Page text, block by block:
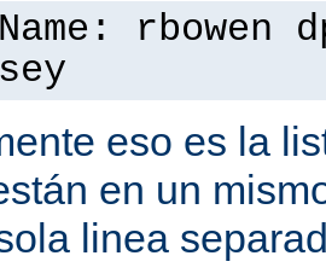
rbowen
eso es la
en un
linea